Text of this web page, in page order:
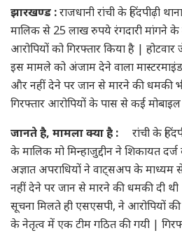
झारखण्ड :राजधानी रांची के हिंदपीढ़ी
मालिक से 25 लाख रुपये रंगदारी मांगने के
आरोपियों को गिरफ्तार किया है |
इस मामले को अंजाम देने वाला
और नहीं देने पर जान से मारने की धमकी
गिरफ्तार आरोपियों के पास से कई
जानते है, मामला क्या है :
रांची के
के मालिक मो मिन्हाजुद्दीन ने शिकायत
अज्ञात अपराधियों ने वाट्सअप के
नहीं देने पर जान से मारने की धमकी दी
सूचना मिलते ही एसएसपी, ने आरोपियों की
के नेतृत्व में एक टीम गठित की गयी |